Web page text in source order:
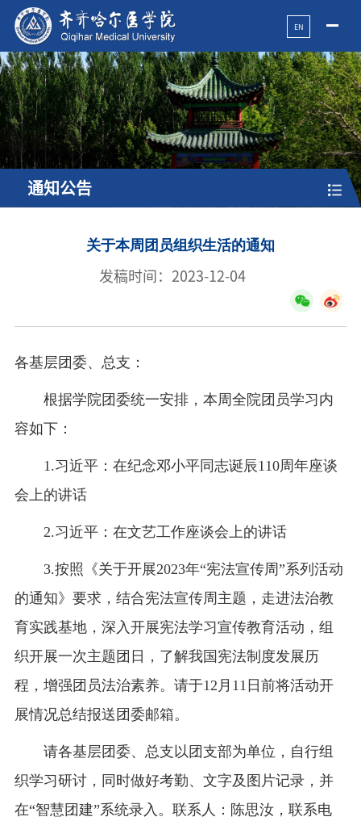
EN
通知公告
关于本周团员组织生活的通知
发稿时间：2023-12-04
各基层团委、总支：
根据学院团委统一安排，本周全院团员学习内
容如下：
1.习近平：在纪念邓小平同志诞辰110周年座谈
会上的讲话
2.习近平：在文艺工作座谈会上的讲话
3.按照《关于开展2023年“宪法宣传周”系列活动
的通知》要求，结合宪法宣传周主题，走进法治教
育实践基地，深入开展宪法学习宣传教育活动， 组
织开展一次主题团日， 了解我国宪法制度发展历
程，增强团员法治素养。请于12月11日前将活动开
展情况总结报送团委邮箱。
请各基层团委、总支以团支部为单位，自行组
织学习研讨，同时做好考勤、文字及图片记录，并
在“智慧团建”系统录入。联系人：陈思汝，联系电